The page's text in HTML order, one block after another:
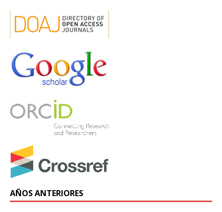
AÑOS ANTERIORES